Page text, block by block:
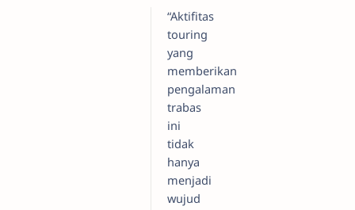
“Aktifitas
touring
yang
memberikan
pengalaman
trabas
ini
tidak
hanya
menjadi
wujud